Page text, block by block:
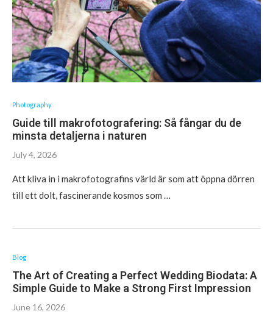
Photography
Guide till makrofotografering: Så fångar du de
minsta detaljerna i naturen
July 4, 2026
Att kliva in i makrofotografins värld är som att öppna dörren
till ett dolt, fascinerande kosmos som …
Blog
The Art of Creating a Perfect Wedding Biodata: A
Simple Guide to Make a Strong First Impression
June 16, 2026